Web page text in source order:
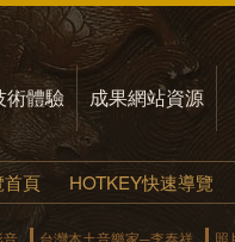
術體驗 成果網站資源
首頁 HOTKEY快速導覽
音 台灣本土音樂家─李泰祥
照